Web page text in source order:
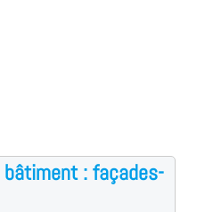
bâtiment : façades-